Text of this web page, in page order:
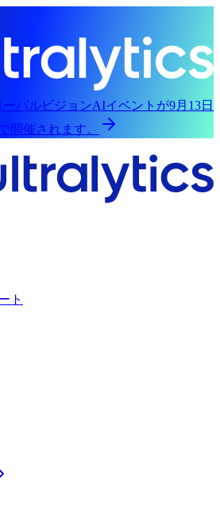
ーバルビジョンAIイベントが9月13日
開催されます。
ト